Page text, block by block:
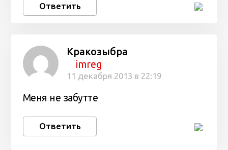
Ответить
Кракозыбра
imreg
11 декабря 2013 в 22:19
Меня не забутте
Ответить